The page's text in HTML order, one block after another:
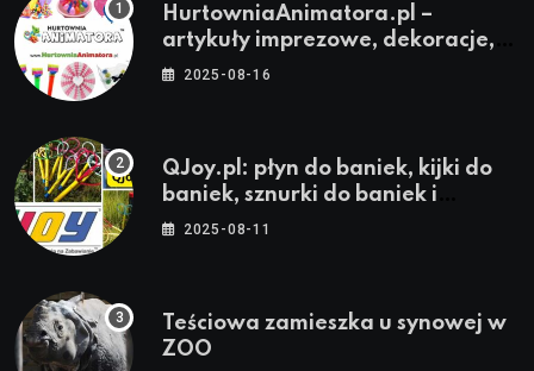
HurtowniaAnimatora.pl –
artykuły imprezowe, dekoracje,
stroje i akcesoria dla animatorów
2025-08-16
QJoy.pl: płyn do baniek, kijki do
baniek, sznurki do baniek i
zestawy do baniek
2025-08-11
Teściowa zamieszka u synowej w
ZOO